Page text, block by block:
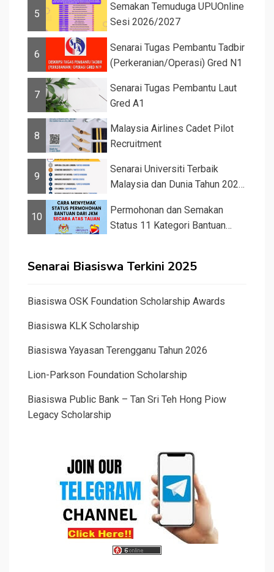
5
Semakan Temuduga UPUOnline
Sesi 2026/2027
6
Senarai Tugas Pembantu Tadbir
(Perkeranian/Operasi) Gred N1
7
Senarai Tugas Pembantu Laut
Gred A1
8
Malaysia Airlines Cadet Pilot
Recruitment
9
Senarai Universiti Terbaik
Malaysia dan Dunia Tahun 2026
10
Permohonan dan Semakan
Status 11 Kategori Bantuan
Senarai Biasiswa Terkini 2025
Biasiswa OSK Foundation Scholarship Awards
Biasiswa KLK Scholarship
Biasiswa Yayasan Terengganu Tahun 2026
Lion-Parkson Foundation Scholarship
Biasiswa Public Bank – Tan Sri Teh Hong Piow
Legacy Scholarship